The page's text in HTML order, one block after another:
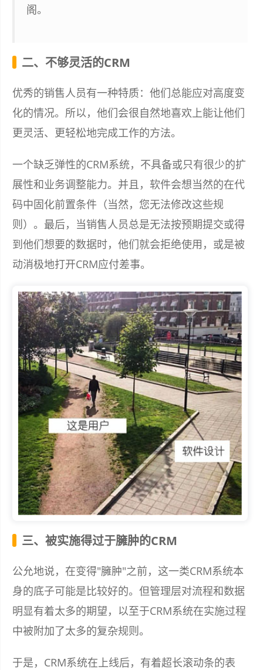
阁。
二、不够灵活的CRM
优秀的销售人员有一种特质：他们总能应对高度变
化的情况。所以，他们会很自然地喜欢上能让他们
更灵活、更轻松地完成工作的方法。
一个缺乏弹性的CRM系统，不具备或只有很少的扩
展性和业务调整能力。并且，软件会想当然的在代
码中固化前置条件（当然，您无法修改这些规
则）。最后，当销售人员总是无法按预期提交或得
到他们想要的数据时，他们就会拒绝使用，或是被
动消极地打开CRM应付差事。
三、被实施得过于臃肿的CRM
公允地说，在变得"臃肿"之前，这一类CRM系统本
身的底子可能是比较好的。但管理层对流程和数据
明显有着太多的期望，以至于CRM系统在实施过程
中被附加了太多的复杂规则。
于是，CRM系统在上线后，有着超长滚动条的表